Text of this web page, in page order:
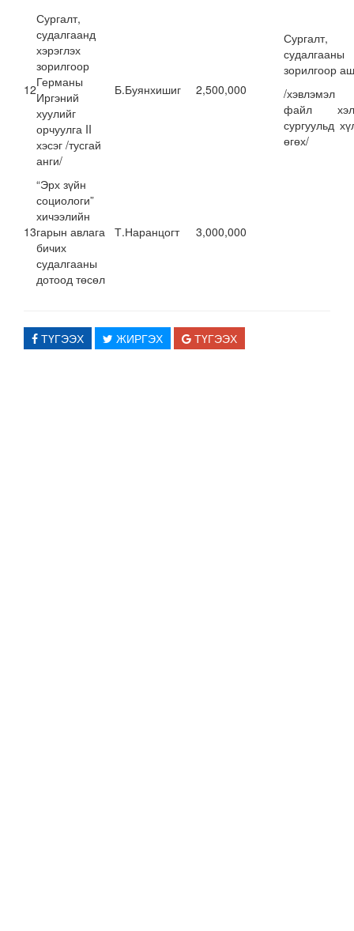
12
Сургалт,
судалгаанд
хэрэглэх
зорилгоор
Германы
Иргэний
хуулийг
орчуулга II
хэсэг /тусгай
анги/
Б.Буянхишиг 2,500,000
Сургалт,
судалгааны
зорилгоор
/хэвлэмэл
файл
сургуульд
өгөх/
13
“Эрх зүйн
социологи”
хичээлийн
гарын авлага
бичих
судалгааны
дотоод төсөл
Т.Наранцогт 3,000,000
ТҮГЭЭХ ЖИРГЭХ ТҮГЭЭХ